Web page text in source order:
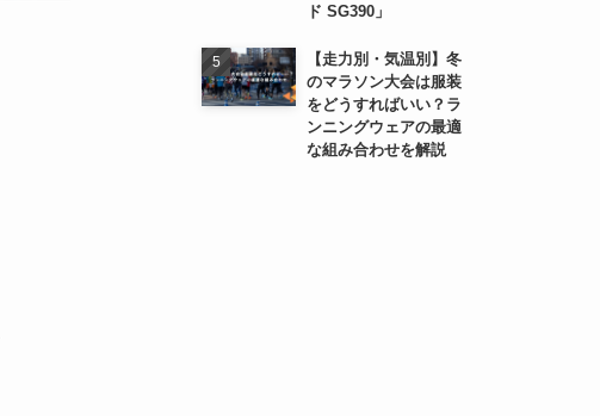
ド SG390」
【走力別・気温別】冬
のマラソン大会は服装
をどうすればいい？ラ
ンニングウェアの最適
な組み合わせを解説